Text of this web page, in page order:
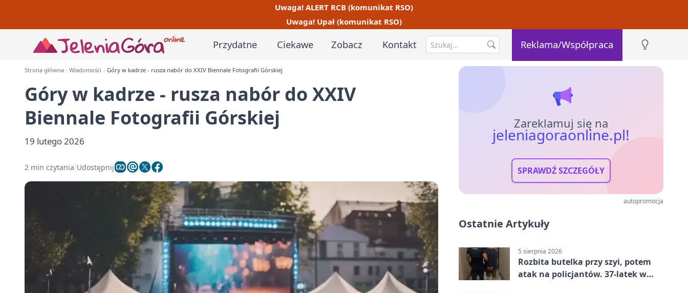
Uwaga! ALERT RCB (komunikat RSO)
Uwaga! Upał (komunikat RSO)
Przydatne Ciekawe Zobacz Kontakt Reklama/Współpraca
Strona główna Wiadomości Góry w kadrze - rusza nabór do XXIV Biennale Fotografii Górskiej
Góry w kadrze - rusza nabór do XXIV
Biennale Fotografii Górskiej
19 lutego 2026
2 min czytania Udostępnij
Zareklamuj się na
jeleniagoraonline.pl!
SPRAWDŹ SZCZEGÓŁY
autopromocja
Ostatnie Artykuły
5 sierpnia 2026
Rozbita butelka przy szyi, potem
atak na policjantów. 37-latek w